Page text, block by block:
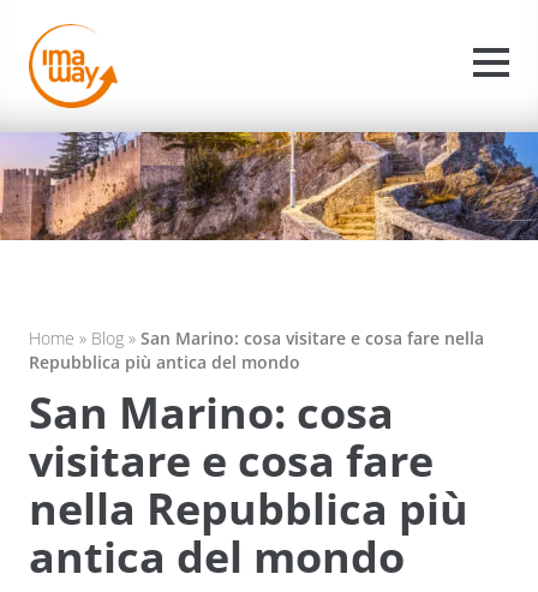
Home » Blog » San Marino: cosa visitare e cosa fare nella
Repubblica più antica del mondo
San Marino: cosa
visitare e cosa fare
nella Repubblica più
antica del mondo